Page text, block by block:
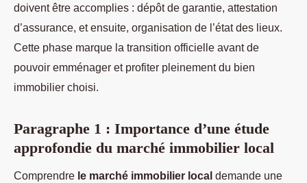
doivent être accomplies : dépôt de garantie, attestation
d’assurance, et ensuite, organisation de l’état des lieux.
Cette phase marque la transition officielle avant de
pouvoir emménager et profiter pleinement du bien
immobilier choisi.
Paragraphe 1 : Importance d’une étude
approfondie du marché immobilier local
Comprendre le marché immobilier local demande une